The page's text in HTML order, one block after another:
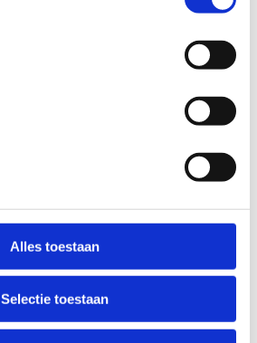
Alles toestaan
Selectie toestaan